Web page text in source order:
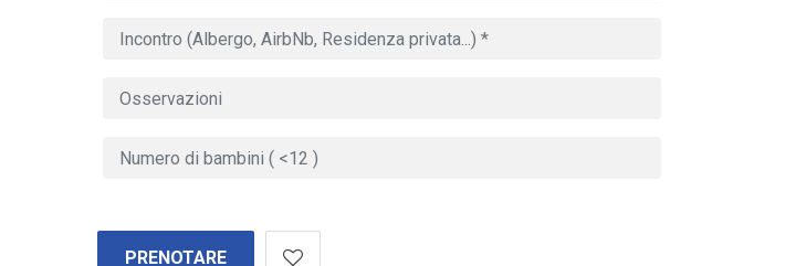
PRENOTARE